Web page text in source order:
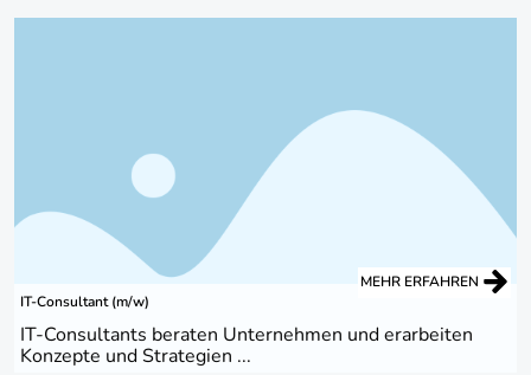
IT-Consultant (m/w)
IT-Consultants beraten Unternehmen und erarbeiten
Konzepte und Strategien ...
MEHR ERFAHREN